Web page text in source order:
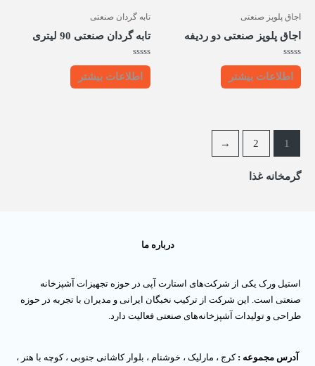
اجاق پلوپز صنعتی
اجاق پلوپز صنعتی دو ردیفه
امتیاز
5
اطلاعات بیشتر
تابه گردان صنعتی
تابه گردان صنعتی 90 لیتری
امتیاز
5
اطلاعات بیشتر
1
2
←
گرمخانه غذا
درباره ما
استیل ورک یکی از شرکت‌های استارت آپی در حوزه تجهیزات آشپزخانه
صنعتی است. این شرکت از ترکیب نخبگان ایرانی و مدیران با تجربه در حوزه
طراحی و تولیدات آشپزخانه‌های صنعتی فعالیت دارد.
آدرس مجموعه : کرج ، مارلیک ، خوشنام ، بلوار کاشانی جنوبی ، کوچه با هنر ،